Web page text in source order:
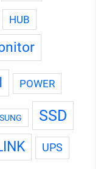
HUB
POWER
SSD
UPS